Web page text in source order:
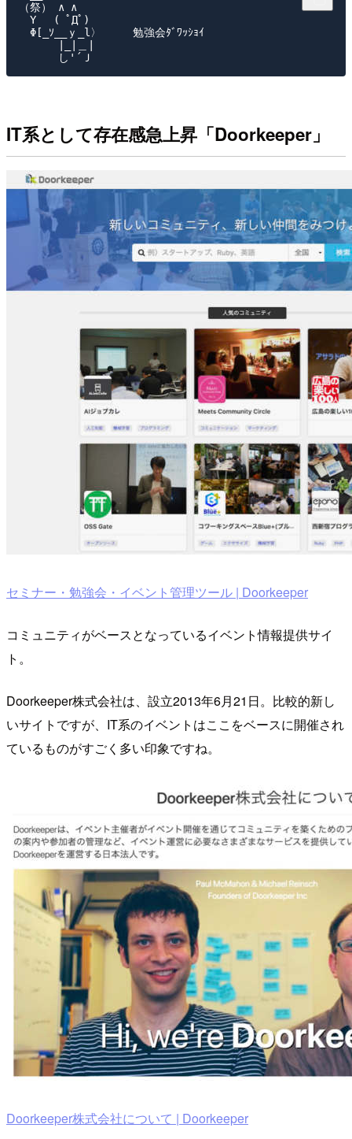
（祭） ∧ ∧
Y　 ( ﾟДﾟ)
Φ[_ｿ__ｙ_l〉     勉強会ﾀﾞﾜｯｼｮｲ
IT系として存在感急上昇「Doorkeeper」
セミナー・勉強会・イベント管理ツール | Doorkeeper
コミュニティがベースとなっているイベント情報提供サイ
ト。
Doorkeeper株式会社は、設立2013年6月21日。比較的新し
いサイトですが、IT系のイベントはここをベースに開催され
ているものがすごく多い印象ですね。
Doorkeeper株式会社について | Doorkeeper